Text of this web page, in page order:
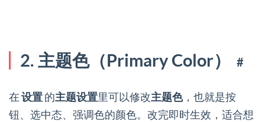
2. 主题色（Primary Color） #
在设置的主题设置里可以修改主题色，也就是按
钮、选中态、强调色的颜色。改完即时生效，适合想